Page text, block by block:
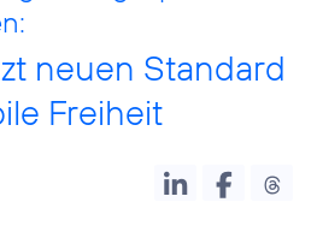
neuen Standard
Freiheit